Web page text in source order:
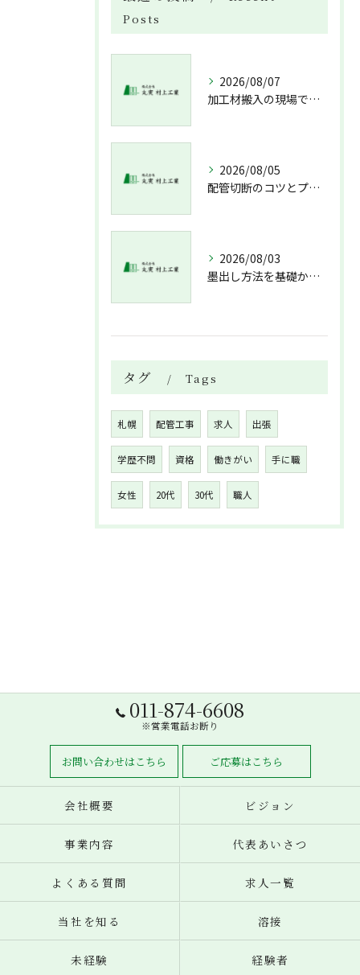
Posts
2026/08/07
加工材搬入の現場で押さえておきたい流れと架台設置配管敷設までの実務解説
2026/08/05
配管切断のコツとプロが教える失敗しない工具選び
2026/08/03
墨出し方法を基礎から実践まで一人作業でも正確にこなすコツと墨出し作業の注意点
タグ Tags
札幌 配管工事 求人 出張
学歴不問 資格 働きがい 手に職
女性 20代 30代 職人
011-874-6608
※営業電話お断り
お問い合わせはこちら ご応募はこちら
会社概要 ビジョン
事業内容 代表あいさつ
よくある質問 求人一覧
当社を知る 溶接
未経験 経験者